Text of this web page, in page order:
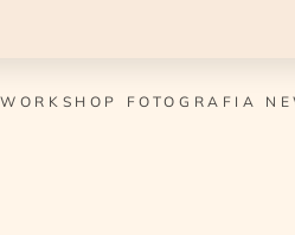
WORKSHOP FOTOGRAFIA